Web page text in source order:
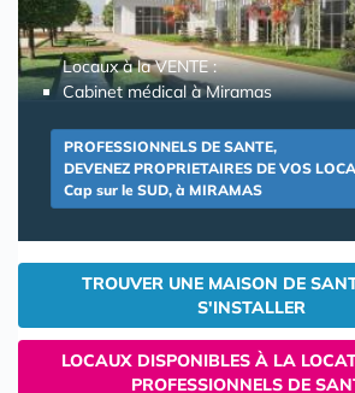
Locaux à la VENTE :
Cabinet médical à Miramas
PROFESSIONNELS DE SANTE,
DEVENEZ PROPRIETAIRES DE VOS
Cap sur le SUD, à MIRAMAS
TROUVER UNE MAISON DE
S'INSTALLER
LOCAUX DISPONIBLES À LA
PROFESSIONNELS DE